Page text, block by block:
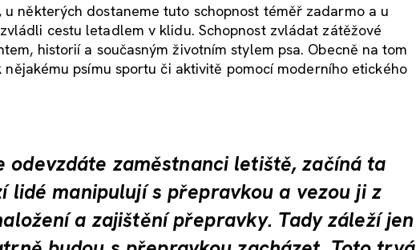
některých dostaneme tuto schopnost téměř zadarmo a u
cestu letadlem v klidu. Schopnost zvládat zátěžové
historií a současným životním stylem psa. Obecně na tom
psímu sportu či aktivitě pomocí moderního etického
odevzdáte zaměstnanci letiště, začíná ta
lidé manipulují s přepravkou a vezou ji z
a zajištění přepravky. Tady záleží jen